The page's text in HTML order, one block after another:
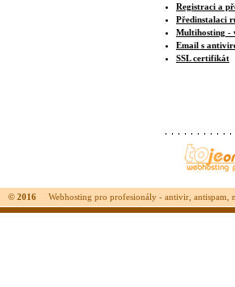
Registraci a
Předinstalaci
Multihosting -
Email s
SSL certifikát
© 2016 Webhosting pro profesionály - antivir, antispam,